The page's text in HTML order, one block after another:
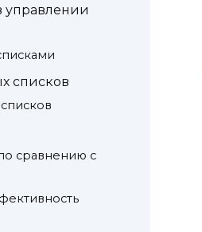
управлении
списков
сравнению с